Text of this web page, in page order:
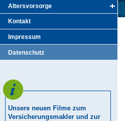
Altersvorsorge
Kontakt
Impressum
Datenschutz
Unsere neuen Filme zum
Versicherungsmakler und zur